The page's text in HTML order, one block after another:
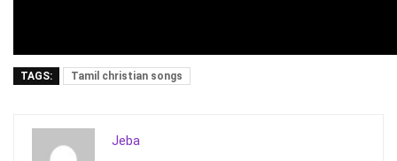
TAGS: Tamil christian songs
Jeba